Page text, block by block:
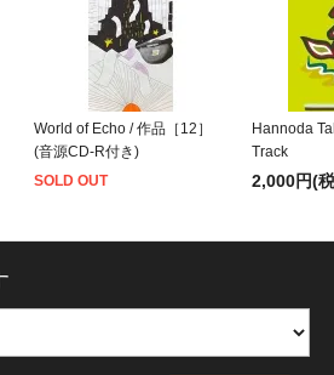
World of Echo / 作品［12］
(音源CD-R付き)
SOLD OUT
Hannoda
Track
2,000円(